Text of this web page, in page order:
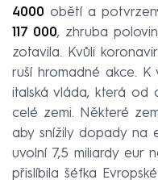
4000 obětí a
117 000, zhruba
zotavila. Kvůli
ruší hromadné akce. K
italská vláda, která od
celé zemi. Některé
aby snížily dopady na
uvolní 7,5 miliardy eur
přislíbila šéfka